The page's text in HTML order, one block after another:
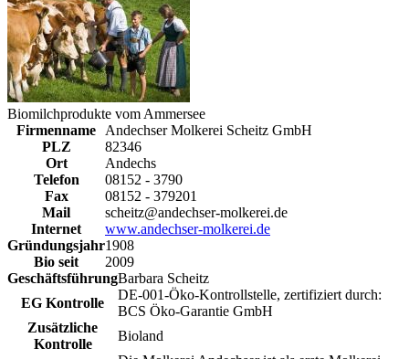
Biomilchprodukte vom Ammersee
Firmenname
Andechser Molkerei Scheitz GmbH
PLZ
82346
Ort
Andechs
Telefon
08152 - 3790
Fax
08152 - 379201
Mail
scheitz@andechser-molkerei.de
Internet
www.andechser-molkerei.de
Gründungsjahr1908
Bio seit
2009
GeschäftsführungBarbara Scheitz
EG Kontrolle
DE-001-Öko-Kontrollstelle, zertifiziert durch:
BCS Öko-Garantie GmbH
Zusätzliche
Kontrolle
Bioland